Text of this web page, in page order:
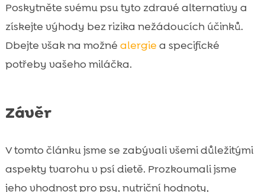
Poskytněte svému psu tyto zdravé alternativy a
získejte výhody bez rizika nežádoucích účinků.
Dbejte však na možné alergie a specifické
potřeby vašeho miláčka.
Závěr
V tomto článku jsme se zabývali všemi důležitými
aspekty tvarohu v psí dietě. Prozkoumali jsme
jeho vhodnost pro psy, nutriční hodnoty,